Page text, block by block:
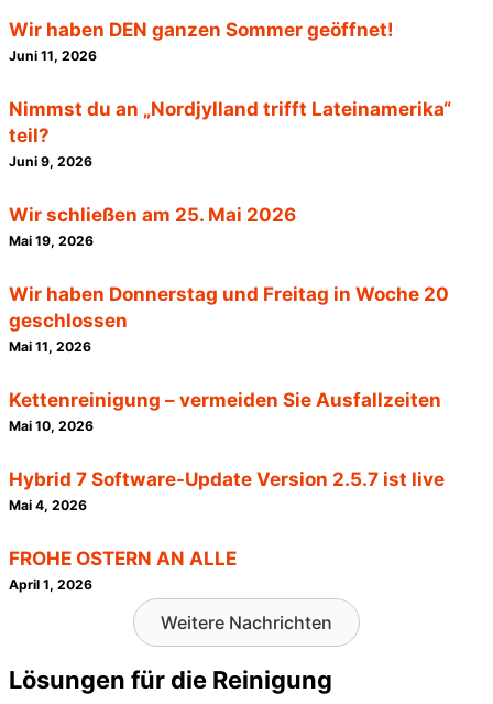
Wir haben DEN ganzen Sommer geöffnet!
Juni 11, 2026
Nimmst du an „Nordjylland trifft Lateinamerika“
teil?
Juni 9, 2026
Wir schließen am 25. Mai 2026
Mai 19, 2026
Wir haben Donnerstag und Freitag in Woche 20
geschlossen
Mai 11, 2026
Kettenreinigung – vermeiden Sie Ausfallzeiten
Mai 10, 2026
Hybrid 7 Software-Update Version 2.5.7 ist live
Mai 4, 2026
FROHE OSTERN AN ALLE
April 1, 2026
Weitere Nachrichten
Lösungen für die Reinigung